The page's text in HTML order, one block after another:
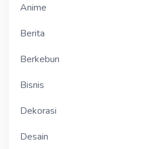
Anime
Berita
Berkebun
Bisnis
Dekorasi
Desain